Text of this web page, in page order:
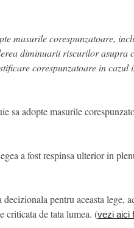
masurile corespunzatoare,
diminuarii riscurilor asupra
corespunzatoare in cazul
adopte masurile
a fost respinsa ulterior in
pentru aceasta lege,
criticata de tata lumea. (vezi aici